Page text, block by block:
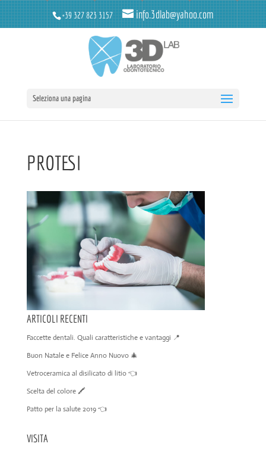
+39 327 823 3157 info.3dlab@yahoo.com
Seleziona una pagina
PROTESI
ARTICOLI RECENTI
Faccette dentali. Quali caratteristiche e vantaggi 📍
Buon Natale e Felice Anno Nuovo 🎄
Vetroceramica al disilicato di litio 👈
Scelta del colore 🖍️
Patto per la salute 2019 👈
VISITA